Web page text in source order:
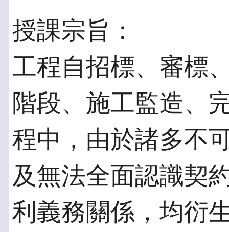
授課宗旨：
工程自招標、審標
階段、施工監造、
程中，由於諸多不
及無法全面認識契
利義務關係，均衍